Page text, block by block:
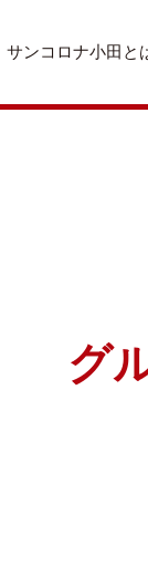
サンコロナ小田と
グ